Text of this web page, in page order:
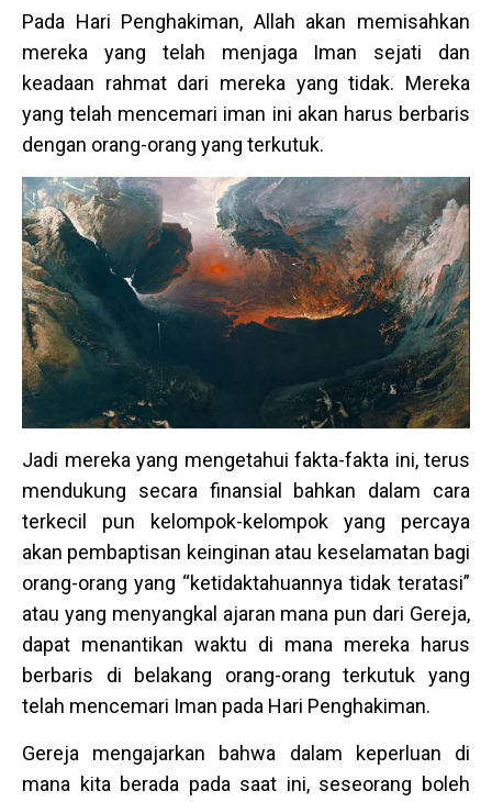
Pada Hari Penghakiman, Allah akan memisahkan
mereka yang telah menjaga Iman sejati dan
keadaan rahmat dari mereka yang tidak. Mereka
yang telah mencemari iman ini akan harus berbaris
dengan orang-orang yang terkutuk.
Jadi mereka yang mengetahui fakta-fakta ini, terus
mendukung secara finansial bahkan dalam cara
terkecil pun kelompok-kelompok yang percaya
akan pembaptisan keinginan atau keselamatan bagi
orang-orang yang “ketidaktahuannya tidak teratasi”
atau yang menyangkal ajaran mana pun dari Gereja,
dapat menantikan waktu di mana mereka harus
berbaris di belakang orang-orang terkutuk yang
telah mencemari Iman pada Hari Penghakiman.
Gereja mengajarkan bahwa dalam keperluan di
mana kita berada pada saat ini, seseorang boleh